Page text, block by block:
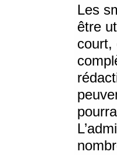
Les
être
court,